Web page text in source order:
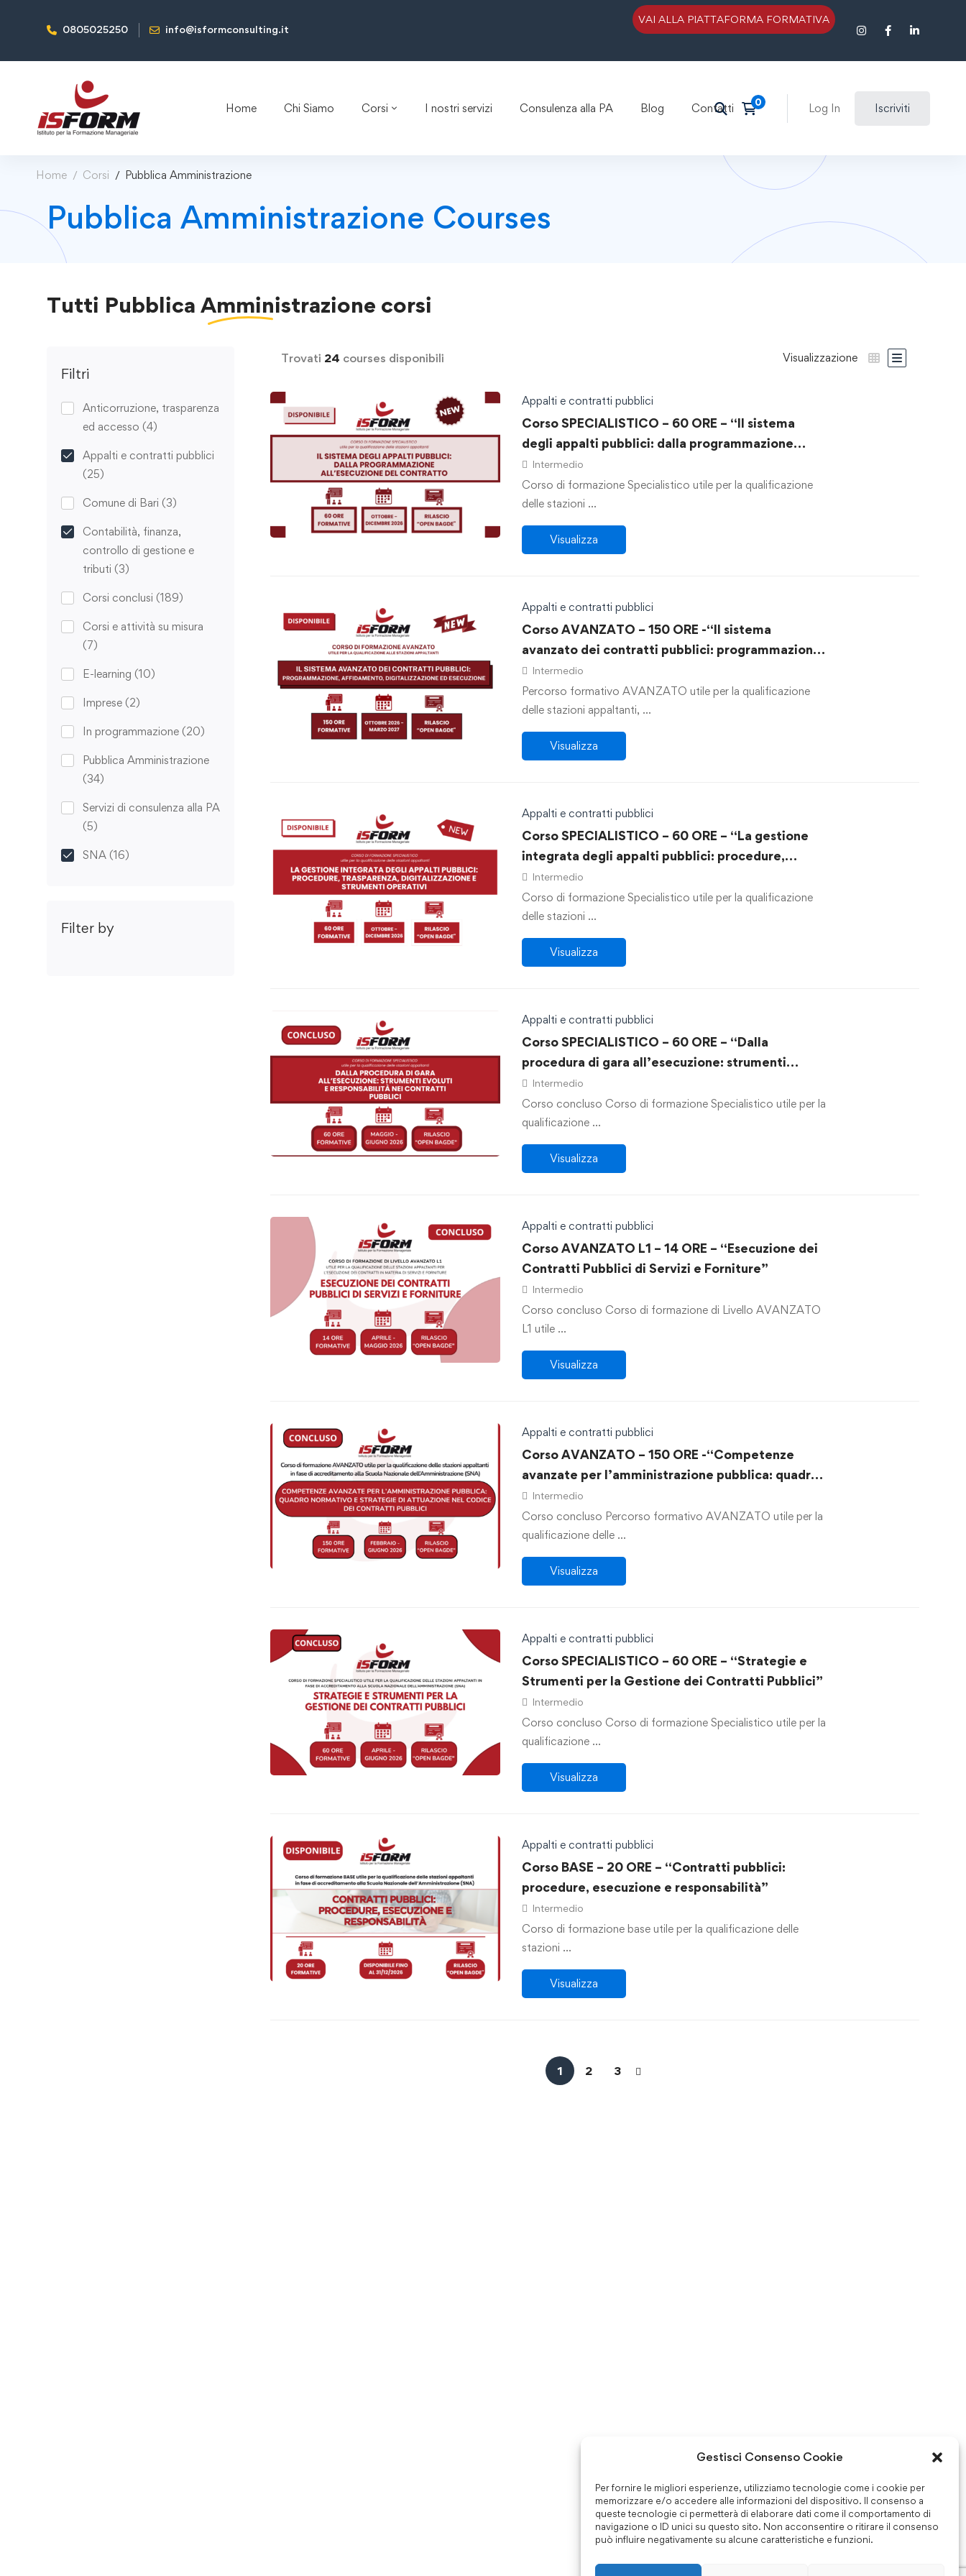
Gestisci Consenso Cookie
Per fornire le migliori esperienze, utilizziamo tecnologie come i cookie per
memorizzare e/o accedere alle informazioni del dispositivo. Il consenso a
queste tecnologie ci permetterà di elaborare dati come il comportamento di
navigazione o ID unici su questo sito. Non acconsentire o ritirare il consenso
può influire negativamente su alcune caratteristiche e funzioni.
0805025250 info@isformconsulting.it
VAI ALLA PIATTAFORMA FORMATIVA
Home Chi Siamo Corsi I nostri servizi Consulenza alla PA Blog Contatti Log In Iscriviti
Home Corsi Pubblica Amministrazione
Pubblica Amministrazione Courses
Tutti Pubblica Amministrazione corsi
Filtri
Anticorruzione, trasparenza
ed accesso (4)
Appalti e contratti pubblici
(25)
Comune di Bari (3)
Contabilità, finanza,
controllo di gestione e
tributi (3)
Corsi conclusi (189)
Corsi e attività su misura
(7)
E-learning (10)
Imprese (2)
In programmazione (20)
Pubblica Amministrazione
(34)
Servizi di consulenza alla PA
(5)
SNA (16)
Filter by
Trovati 24 courses disponibili Visualizzazione
Appalti e contratti pubblici
Corso SPECIALISTICO – 60 ORE – “Il sistema
degli appalti pubblici: dalla programmazione
all’esecuzione del contratto”
Intermedio
Corso di formazione Specialistico utile per la qualificazione
delle stazioni …
Visualizza
Appalti e contratti pubblici
Corso AVANZATO – 150 ORE -“Il sistema
avanzato dei contratti pubblici: programmazione,
affidamento, digitalizzazione ed esecuzione”
Intermedio
Percorso formativo AVANZATO utile per la qualificazione
delle stazioni appaltanti, …
Visualizza
Appalti e contratti pubblici
Corso SPECIALISTICO – 60 ORE – “La gestione
integrata degli appalti pubblici: procedure,
trasparenza, digitalizzazione e strumenti
operativi”
Intermedio
Corso di formazione Specialistico utile per la qualificazione
delle stazioni …
Visualizza
Appalti e contratti pubblici
Corso SPECIALISTICO – 60 ORE – “Dalla
procedura di gara all’esecuzione: strumenti
evoluti e responsabilità nei contratti pubblici”
Intermedio
Corso concluso Corso di formazione Specialistico utile per la
qualificazione …
Visualizza
Appalti e contratti pubblici
Corso AVANZATO L1 – 14 ORE – “Esecuzione dei
Contratti Pubblici di Servizi e Forniture”
Intermedio
Corso concluso Corso di formazione di Livello AVANZATO
L1 utile …
Visualizza
Appalti e contratti pubblici
Corso AVANZATO – 150 ORE -“Competenze
avanzate per l’amministrazione pubblica: quadro
normativo e strategie di attuazione nel Codice
dei Contratti Pubblici”
Intermedio
Corso concluso Percorso formativo AVANZATO utile per la
qualificazione delle …
Visualizza
Appalti e contratti pubblici
Corso SPECIALISTICO – 60 ORE – “Strategie e
Strumenti per la Gestione dei Contratti Pubblici”
Intermedio
Corso concluso Corso di formazione Specialistico utile per la
qualificazione …
Visualizza
Appalti e contratti pubblici
Corso BASE – 20 ORE – “Contratti pubblici:
procedure, esecuzione e responsabilità”
Intermedio
Corso di formazione base utile per la qualificazione delle
stazioni …
Visualizza
1 2 3